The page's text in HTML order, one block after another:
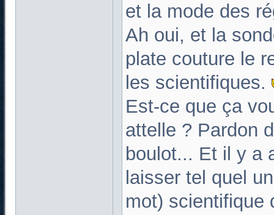
et la mode des
Ah oui, et la
plate couture le
les scientifiques.
Est-ce que ça
attelle ? Pardon
boulot... Et il y a
laisser tel quel
mot) scientifique